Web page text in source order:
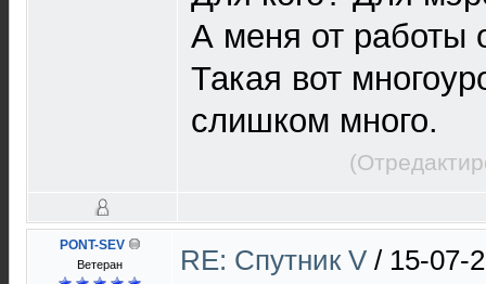
А меня от работы
Такая вот
слишком много.
PONT-SEV
Ветеран RE: Спутник V / 15-07-